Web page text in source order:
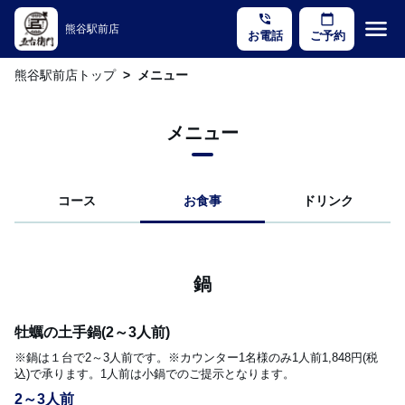
phone_in_talk
お電話
calendar_today
ご予約 menu
熊谷駅前店
熊谷駅前店トップ メニュー
メニュー
コース お食事 ドリンク
鍋
牡蠣の土手鍋(2～3人前)
※鍋は１台で2～3人前です。※カウンター1名様のみ1人前1,848円(税
込)で承ります。1人前は小鍋でのご提示となります。
2～3人前